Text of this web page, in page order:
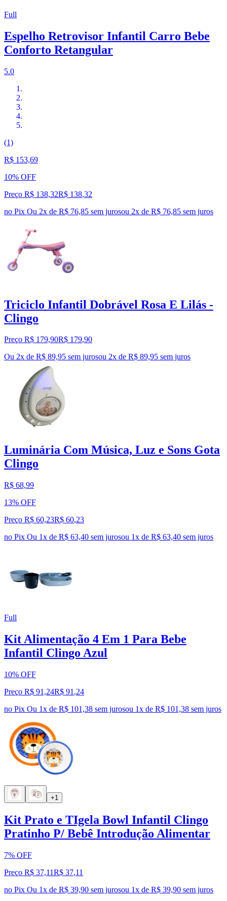
Full
Espelho Retrovisor Infantil Carro Bebe
Conforto Retangular
5.0
(1)
R$ 153,69
10% OFF
Preço R$ 138,32R$ 138,32
no Pix Ou 2x de R$ 76,85 sem jurosou 2x de R$ 76,85 sem juros
Triciclo Infantil Dobrável Rosa E Lilás -
Clingo
Preço R$ 179,90R$ 179,90
Ou 2x de R$ 89,95 sem jurosou 2x de R$ 89,95 sem juros
Luminária Com Música, Luz e Sons Gota
Clingo
R$ 68,99
13% OFF
Preço R$ 60,23R$ 60,23
no Pix Ou 1x de R$ 63,40 sem jurosou 1x de R$ 63,40 sem juros
Full
Kit Alimentação 4 Em 1 Para Bebe
Infantil Clingo Azul
10% OFF
Preço R$ 91,24R$ 91 ,24
no Pix Ou 1x de R$ 101,38 sem jurosou 1x de R$ 101,38 sem juros
+1
Kit Prato e TIgela Bowl Infantil Clingo
Pratinho P/ Bebê Introdução Alimentar
7% OFF
Preço R$ 37,11R$ 37,11
no Pix Ou 1x de R$ 39,90 sem jurosou 1x de R$ 39,90 sem juros